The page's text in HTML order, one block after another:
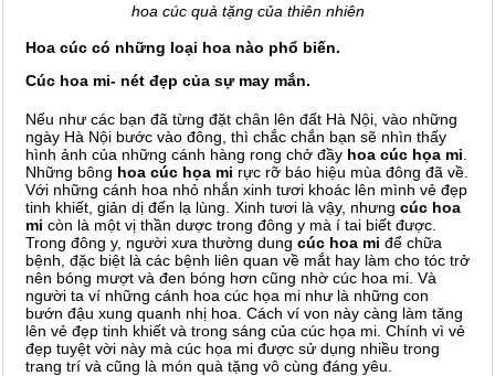
hoa cúc quà tặng của thiên nhiên
Hoa cúc có những loại hoa nào phổ biến.
Cúc hoa mi- nét đẹp của sự may mắn.
Nếu như các bạn đã từng đặt chân lên đất Hà Nội, vào những
ngày Hà Nội bước vào đông, thì chắc chắn bạn sẽ nhìn thấy
hình ảnh của những cánh hàng rong chở đầy hoa cúc họa mi
Những bông hoa cúc họa mi rực rỡ báo hiệu mùa đông đã về.
Với những cánh hoa nhỏ nhắn xinh tươi khoác lên mình vẻ đẹp
tinh khiết, giản dị đến lạ lùng. Xinh tươi là vậy, nhưng cúc hoa
mi còn là một vị thần dược trong đông y mà í tai biết được.
Trong đông y, người xưa thường dung cúc hoa mi để chữa
bệnh, đặc biệt là các bệnh liên quan về mắt hay làm cho tóc trở
nên bóng mượt và đen bóng hơn cũng nhờ cúc hoa mi. Và
người ta ví những cánh hoa cúc họa mi như là những con
bướn đậu xung quanh nhị hoa. Cách ví von này càng làm tăng
lên vẻ đẹp tinh khiết và trong sáng của cúc họa mi. Chính vì vẻ
đẹp tuyệt vời này mà cúc họa mi được sử dụng nhiều trong
trang trí và cũng là món quà tặng vô cùng đáng yêu.